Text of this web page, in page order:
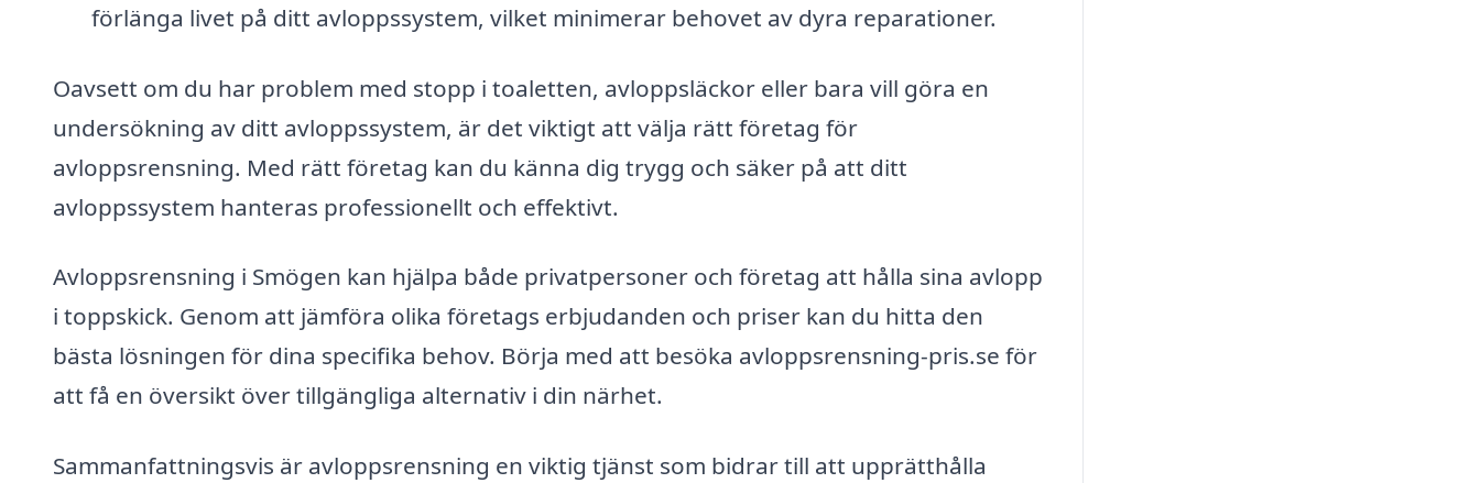
förlänga livet på ditt avloppssystem, vilket minimerar behovet av dyra reparationer.
Oavsett om du har problem med stopp i toaletten, avloppsläckor eller bara vill göra en
undersökning av ditt avloppssystem, är det viktigt att välja rätt företag för
avloppsrensning. Med rätt företag kan du känna dig trygg och säker på att ditt
avloppssystem hanteras professionellt och effektivt.
Avloppsrensning i Smögen kan hjälpa både privatpersoner och företag att hålla sina avlopp
i toppskick. Genom att jämföra olika företags erbjudanden och priser kan du hitta den
bästa lösningen för dina specifika behov. Börja med att besöka avloppsrensning-pris.se för
att få en översikt över tillgängliga alternativ i din närhet.
Sammanfattningsvis är avloppsrensning en viktig tjänst som bidrar till att upprätthålla